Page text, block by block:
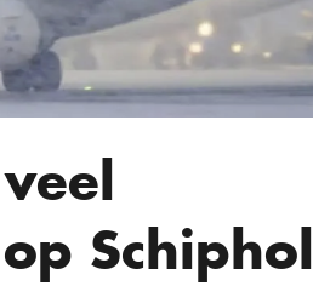
Schiphol